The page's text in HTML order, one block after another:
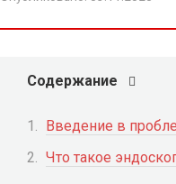
Содержание
Введение в
Что такое